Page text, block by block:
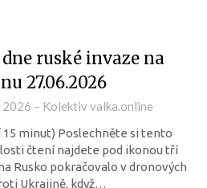
dne ruské invaze na
27.06.2026
2026 – Kolektiv valka.online
15 minut) Poslechněte si tento
čtení najdete pod ikonou tří
Rusko pokračovalo v dronových
Ukrajině, když…